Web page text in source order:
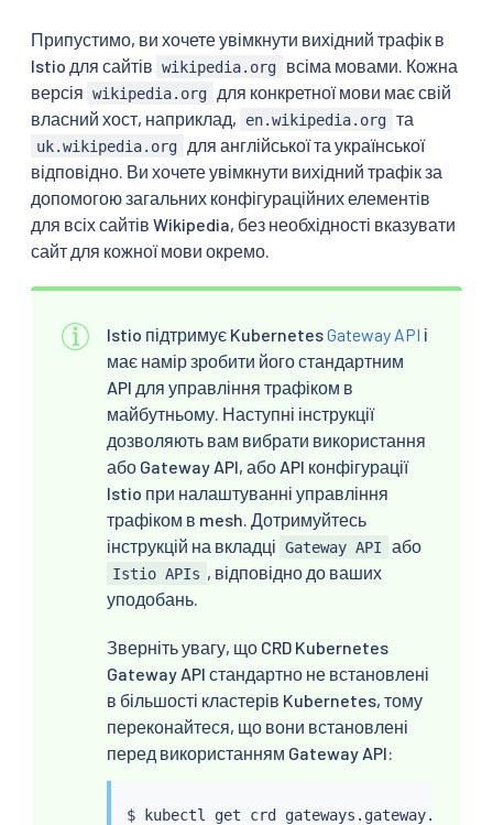
Припустимо, ви хочете увімкнути вихідний трафік в
Istio для сайтів wikipedia.org
всіма мовами. Кожна
версія wikipedia.org
для конкретної мови має свій
власний хост, наприклад,
en.wikipedia.org та
uk.wikipedia.org
для англійської та української
відповідно. Ви хочете увімкнути вихідний трафік за
допомогою загальних конфігураційних елементів
для всіх сайтів Wikipedia, без необхідності вказувати
сайт для кожної мови окремо.
Istio підтримує KubernetesGateway API і
має намір зробити його стандартним
API для управління трафіком в
майбутньому. Наступні інструкції
дозволяють вам вибрати використання
або Gateway API, або API конфігурації
Istio при налаштуванні управління
трафіком в mesh. Дотримуйтесь
інструкцій на вкладці Gateway API або
Istio APIs , відповідно до ваших
уподобань.
Зверніть увагу, що CRD Kubernetes
Gateway API стандартно не встановлені
в більшості кластерів Kubernetes, тому
переконайтеся, що вони встановлені
перед використанням Gateway API:
$ kubectl
get crd